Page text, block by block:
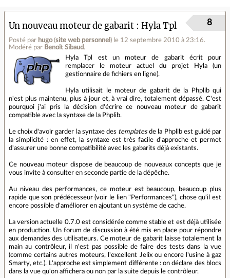
Un nouveau moteur de gabarit : Hyla Tpl
Posté par hugo(site web personnel ) le 12 septembre 2010 à 23:16.
Modéré par Benoît Sibaud.
8
Hyla Tpl est un moteur de gabarit écrit pour
remplacer le moteur actuel du projet Hyla (un
gestionnaire de fichiers en ligne).
Hyla utilisait le moteur de gabarit de la Phplib qui
n'est plus maintenu, plus à jour et, à vrai dire, totalement dépassé. C'est
pourquoi j'ai pris la décision d'écrire ce nouveau moteur de gabarit
compatible avec la syntaxe de la Phplib.
Le choix d'avoir garder la syntaxe des templatesde la Phplib est guidé par
la simplicité : en effet, la syntaxe est très facile d'approche et permet
d'assurer une bonne compatibilité avec les gabarits déjà existants.
Ce nouveau moteur dispose de beaucoup de nouveaux concepts que je
vous invite à consulter en seconde partie de la dépêche.
Au niveau des performances, ce moteur est beaucoup, beaucoup plus
rapide que son prédécesseur (voir le lien "Performances"), chose qu'il est
encore possible d'améliorer en ajoutant un système de cache.
La version actuelle 0.7.0 est considérée comme stable et est déjà utilisée
en production. Un forum de discussion à été mis en place pour répondre
aux demandes des utilisateurs. Ce moteur de gabarit laisse totalement la
main au contrôleur, il n'est pas possible de faire des tests dans la vue
(comme certains autres moteurs, l'excellent Jelix ou encore l'usine à gaz
Smarty, etc.). L'approche est simplement différente : on déclare des blocs
dans la vue qu'on affichera ou non par la suite depuis le contrôleur.